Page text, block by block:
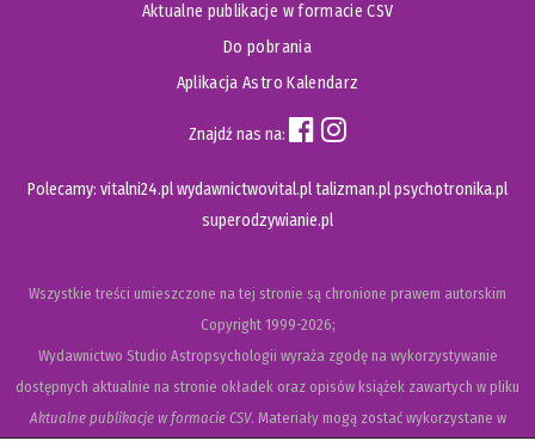
Aktualne publikacje w formacie CSV
Do pobrania
Aplikacja Astro Kalendarz
Znajdź nas na:
Polecamy: vitalni24.plwydawnictwovital.pltalizman.plpsychotronika.pl
superodzywianie.pl
Wszystkie treści umieszczone na tej stronie są chronione prawem autorskim
Copyright1999-2026;
Wydawnictwo Studio Astropsychologii wyraża zgodę na wykorzystywanie
dostępnych aktualnie na stronie okładek oraz opisów książek zawartych w pliku
Aktualne publikacje w formacie CSV. Materiały mogą zostać wykorzystane w